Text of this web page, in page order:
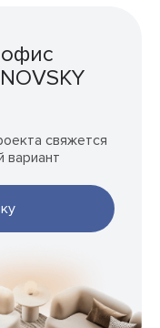
свяжется
вариант